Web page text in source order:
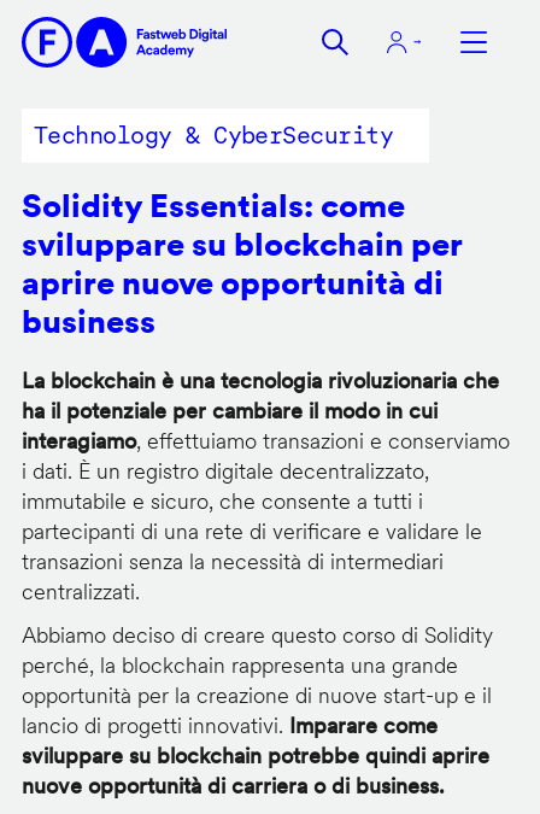
contenuto
Technology & CyberSecurity
Solidity Essentials: come
sviluppare su blockchain per
aprire nuove opportunità di
business
La blockchain è una tecnologia rivoluzionaria che
ha il potenziale per cambiare il modo in cui
interagiamo, effettuiamo transazioni e conserviamo
i dati. È un registro digitale decentralizzato,
immutabile e sicuro, che consente a tutti i
partecipanti di una rete di verificare e validare le
transazioni senza la necessità di intermediari
centralizzati.
Abbiamo deciso di creare questo corso di Solidity
perché, la blockchain rappresenta una grande
opportunità per la creazione di nuove start-up e il
lancio di progetti innovativi. Imparare come
sviluppare su blockchain potrebbe quindi aprire
nuove opportunità di carriera o di business.